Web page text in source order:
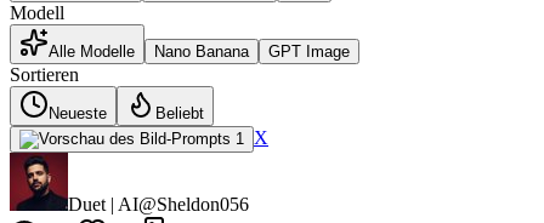
Modell
Alle Modelle Nano Banana GPT Image
Sortieren
Neueste Beliebt
X
Duet | AI@Sheldon056